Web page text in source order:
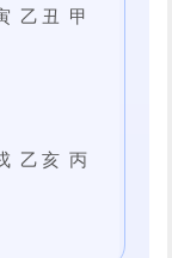
乙丑 甲
乙亥 丙